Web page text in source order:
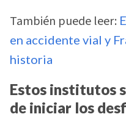
También puede leer:
en accidente vial y
historia
Estos institutos
de iniciar los